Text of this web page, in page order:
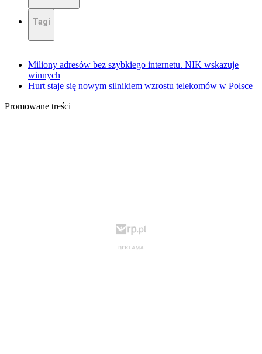
Tagi
Miliony adresów bez szybkiego internetu. NIK wskazuje
winnych
Hurt staje się nowym silnikiem wzrostu telekomów w Polsce
Promowane treści